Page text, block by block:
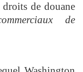
de douane
de